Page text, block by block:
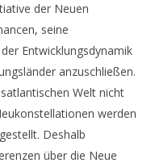
der Neuen
seine
Entwicklungsdynamik
anzuschließen.
Welt nicht
werden
Deshalb
über die Neue